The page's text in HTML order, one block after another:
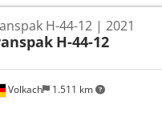
Volkach 1.511 km
H-44-12 | 2021
H-44-12